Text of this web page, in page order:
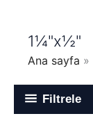
1¼"x½"
Ana sayfa
Filtrele